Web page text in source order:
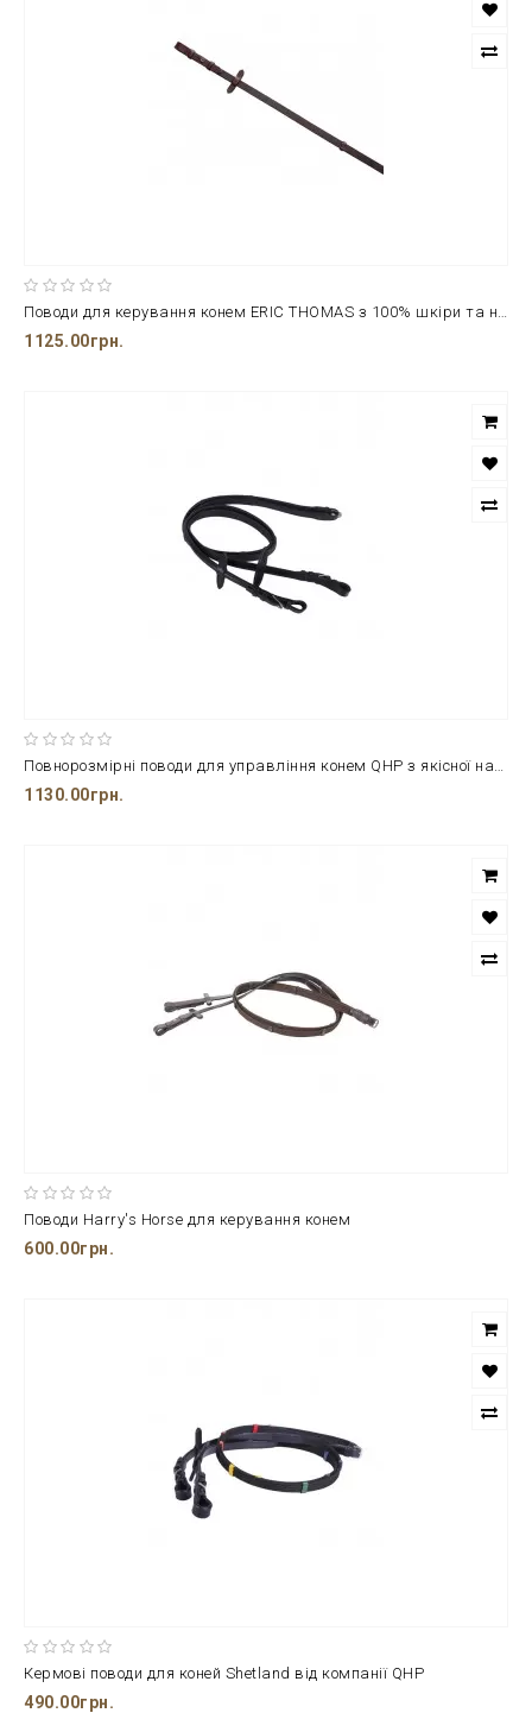
1125.00грн.
1130.00грн.
Поводи Harry's Horse для керування конем
600.00грн.
Кермові поводи для коней Shetland від компанії QHP
490.00грн.